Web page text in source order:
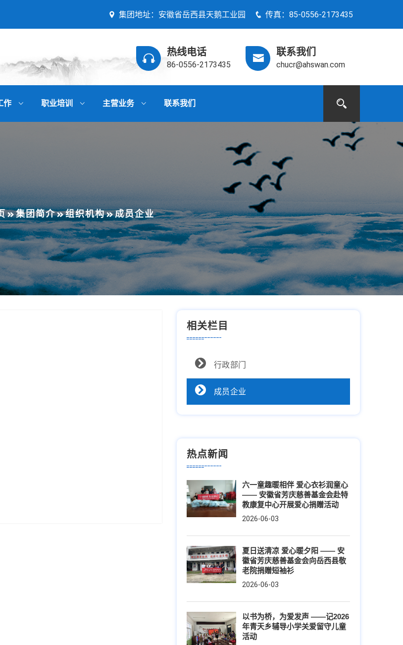
集团地址：安徽省岳西县天鹅工业园 传真：85-0556-2173435
联系我们
chucr@ahswan.com
热线电话
86-0556-2173435
作 职业培训 主营业务 联系我们
集团简介 组织机构 成员企业
相关栏目
行政部门
成员企业
热点新闻
六一童趣暖相伴 爱心衣衫润童心
—— 安徽省芳庆慈善基金会赴特
教康复中心开展爱心捐赠活动
2026-06-03
夏日送清凉 爱心暖夕阳 —— 安
徽省芳庆慈善基金会向岳西县敬
老院捐赠短袖衫
2026-06-03
以书为桥，为爱发声 ——记2026
年青天乡辅导小学关爱留守儿童
活动